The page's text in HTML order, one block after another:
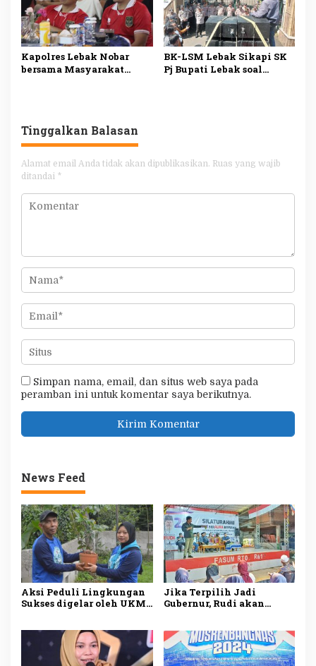
Kapolres Lebak Nobar
bersama Masyarakat
BK-LSM Lebak Sikapi SK
Pj Bupati Lebak soal
Tinggalkan Balasan
Alamat email Anda tidak akan dipublikasikan. Ruas yang wajib
ditandai *
Simpan nama, email, dan situs web saya pada
peramban ini untuk komentar saya berikutnya.
News Feed
Aksi Peduli Lingkungan
Sukses digelar oleh UKM
Pentingnya Menjaga
Alam dan Lingkungan
Jika Terpilih Jadi
Gubernur, Rudi akan